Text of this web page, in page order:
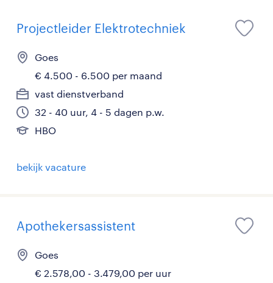
Projectleider Elektrotechniek
Goes
€ 4.500 - 6.500 per maand
vast dienstverband
32 - 40 uur, 4 - 5 dagen p.w.
HBO
bekijk vacature
Apothekersassistent
Goes
€ 2.578,00 - 3.479,00 per uur